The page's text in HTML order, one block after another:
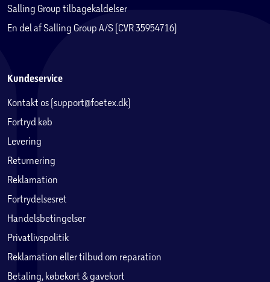
Salling Group tilbagekaldelser
En del af Salling Group A/S (CVR 35954716)
Kundeservice
Kontakt os (support@foetex.dk)
Fortryd køb
Levering
Returnering
Reklamation
Fortrydelsesret
Handelsbetingelser
Privatlivspolitik
Reklamation eller tilbud om reparation
Betaling, købekort & gavekort